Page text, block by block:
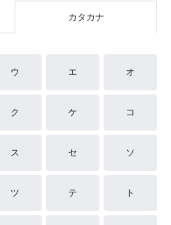
カタカナ
ウ エ オ
ク ケ コ
ス セ ソ
ツ テ ト